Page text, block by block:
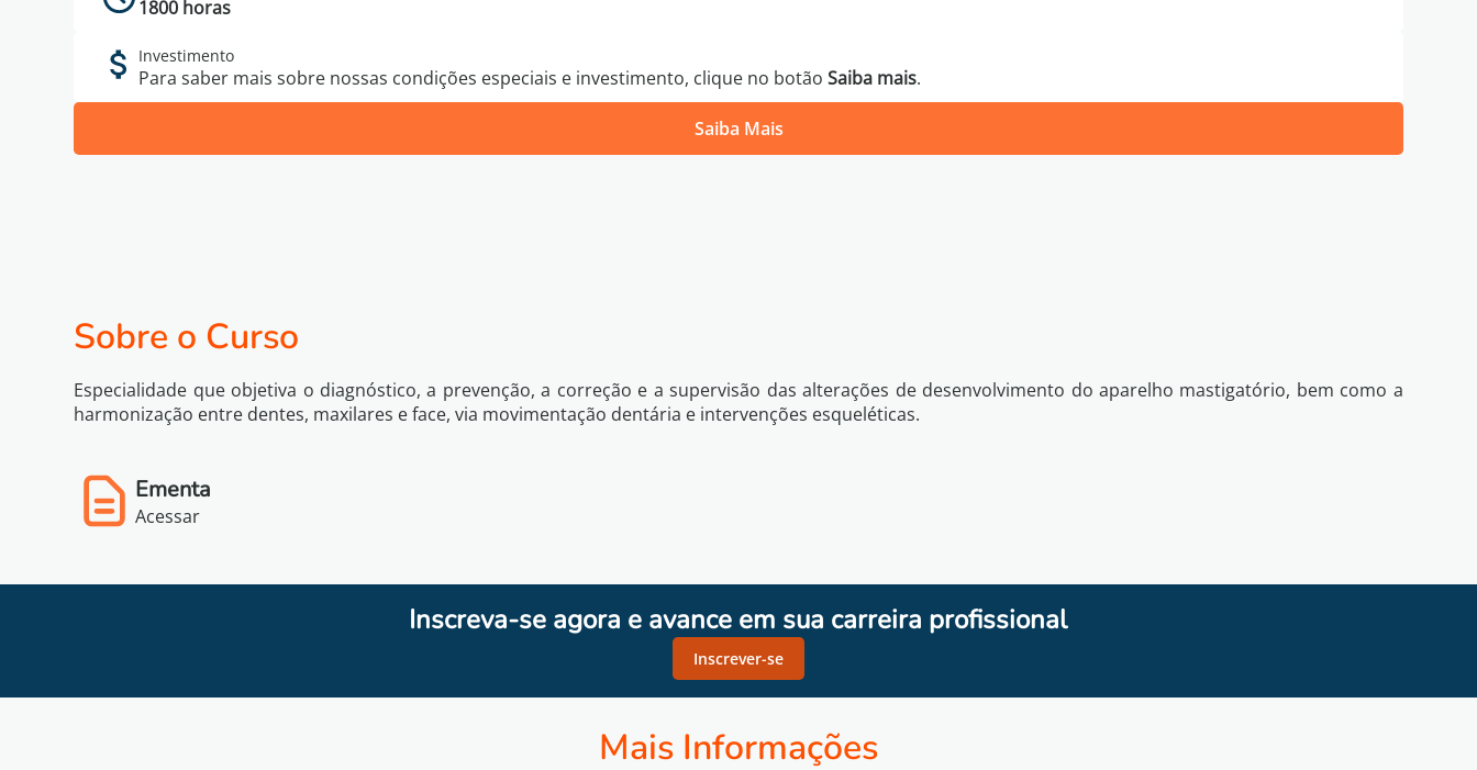
1800 horas
Investimento
Para saber mais sobre nossas condições especiais e investimento, clique no botãoSaiba mais.
Saiba Mais
Sobre o Curso
Especialidade que objetiva o diagnóstico, a prevenção, a correção e a supervisão das alterações de desenvolvimento do aparelho mastigatório, bem como a
harmonização entre dentes, maxilares e face, via movimentação dentária e intervenções esqueléticas.
Ementa
Acessar
Inscreva-se agora e avance em sua carreira profissional
Inscrever-se
Mais Informações